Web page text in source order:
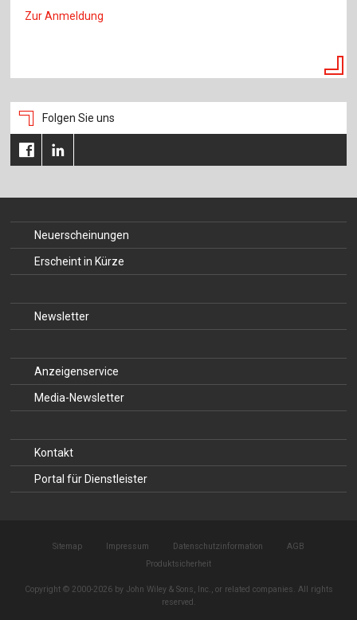
Zur Anmeldung
Folgen Sie uns
Neuerscheinungen
Erscheint in Kürze
Newsletter
Anzeigenservice
Media-Newsletter
Kontakt
Portal für Dienstleister
Sitemap Impressum Datenschutzinformation
AGB
Produktsicherheit
Copyright © 2000-2026 by John Wiley & Sons, Inc., or related companies. All rights
reserved.